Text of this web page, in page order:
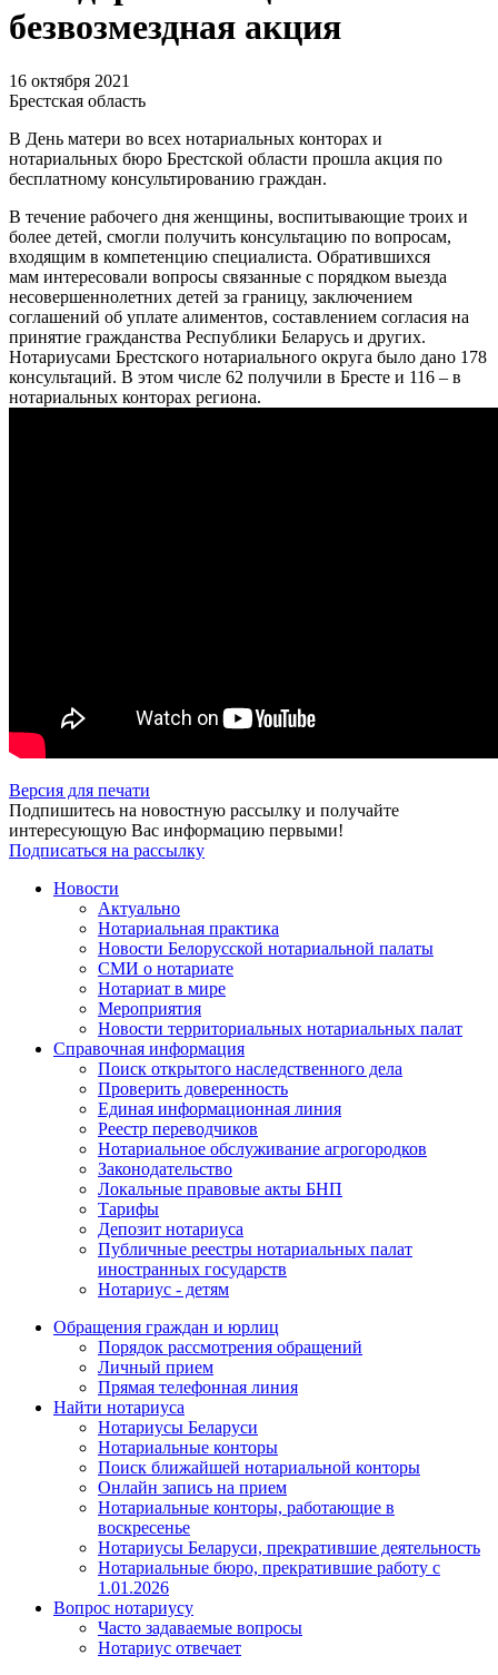
безвозмездная акция
16 октября 2021
Брестская область
В День матери во всех нотариальных конторах и
нотариальных бюро Брестской области прошла акция по
бесплатному консультированию граждан.
В течение рабочего дня женщины, воспитывающие троих и
более детей, смогли получить консультацию по вопросам,
входящим в компетенцию специалиста. Обратившихся
мам интересовали вопросы связанные с порядком выезда
несовершеннолетних детей за границу, заключением
соглашений об уплате алиментов, составлением согласия на
принятие гражданства Республики Беларусь и других.
Нотариусами Брестского нотариального округа было дано 178
консультаций. В этом числе 62 получили в Бресте и 116 – в
нотариальных конторах региона.
Версия для печати
Подпишитесь на новостную рассылку и получайте
интересующую Вас информацию первыми!
Подписаться на рассылку
Новости
Актуально
Нотариальная практика
Новости Белорусской нотариальной палаты
СМИ о нотариате
Нотариат в мире
Мероприятия
Новости территориальных нотариальных палат
Справочная информация
Поиск открытого наследственного дела
Проверить доверенность
Единая информационная линия
Реестр переводчиков
Нотариальное обслуживание агрогородков
Законодательство
Локальные правовые акты БНП
Тарифы
Депозит нотариуса
Публичные реестры нотариальных палат
иностранных государств
Нотариус - детям
Обращения граждан и юрлиц
Порядок рассмотрения обращений
Личный прием
Прямая телефонная линия
Найти нотариуса
Нотариусы Беларуси
Нотариальные конторы
Поиск ближайшей нотариальной конторы
Онлайн запись на прием
Нотариальные конторы, работающие в
воскресенье
Нотариусы Беларуси, прекратившие деятельность
Нотариальные бюро, прекратившие работу с
1.01.2026
Вопрос нотариусу
Часто задаваемые вопросы
Нотариус отвечает